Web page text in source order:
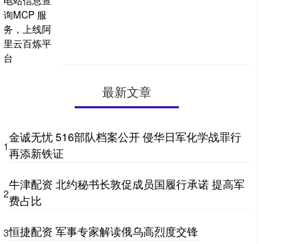
最新文章
1
金诚无忧 516部队档案公开 侵华日军化学战罪行
再添新铁证
2
牛津配资 北约秘书长敦促成员国履行承诺 提高军
费占比
3恒捷配资 军事专家解读俄乌高烈度交锋